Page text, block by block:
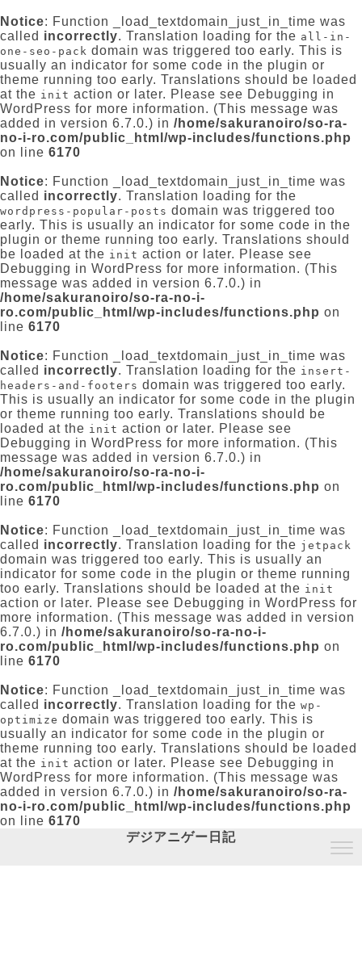
Notice: Function _load_textdomain_just_in_time was
called incorrectly. Translation loading for the all-in-
one-seo-pack domain was triggered too early. This is
usually an indicator for some code in the plugin or
theme running too early. Translations should be loaded
at the init action or later. Please see Debugging in
WordPress for more information. (This message was
added in version 6.7.0.) in /home/sakuranoiro/so-ra-
no-i-ro.com/public_html/wp-includes/functions.php
on line 6170
Notice: Function _load_textdomain_just_in_time was
called incorrectly. Translation loading for the
wordpress-popular-posts domain was triggered too
early. This is usually an indicator for some code in the
plugin or theme running too early. Translations should
be loaded at the init action or later. Please see
Debugging in WordPress for more information. (This
message was added in version 6.7.0.) in
/home/sakuranoiro/so-ra-no-i-
ro.com/public_html/wp-includes/functions.php on
line 6170
Notice: Function _load_textdomain_just_in_time was
called incorrectly. Translation loading for the insert-
headers-and-footers domain was triggered too early.
This is usually an indicator for some code in the plugin
or theme running too early. Translations should be
loaded at the init action or later. Please see
Debugging in WordPress for more information. (This
message was added in version 6.7.0.) in
/home/sakuranoiro/so-ra-no-i-
ro.com/public_html/wp-includes/functions.php on
line 6170
Notice: Function _load_textdomain_just_in_time was
called incorrectly. Translation loading for the jetpack
domain was triggered too early. This is usually an
indicator for some code in the plugin or theme running
too early. Translations should be loaded at the init
action or later. Please see Debugging in WordPress for
more information. (This message was added in version
6.7.0.) in /home/sakuranoiro/so-ra-no-i-
ro.com/public_html/wp-includes/functions.php on
line 6170
Notice: Function _load_textdomain_just_in_time was
called incorrectly. Translation loading for the wp-
optimize domain was triggered too early. This is
usually an indicator for some code in the plugin or
theme running too early. Translations should be loaded
at the init action or later. Please see Debugging in
WordPress for more information. (This message was
added in version 6.7.0.) in /home/sakuranoiro/so-ra-
no-i-ro.com/public_html/wp-includes/functions.php
on line 6170
デジアニゲー日記